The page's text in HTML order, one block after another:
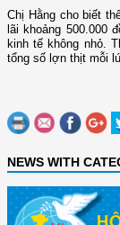
Chị Hằng cho biết
lãi khoảng 500.000
kinh tế không nhỏ.
tổng số lợn thịt mỗi
NEWS WITH